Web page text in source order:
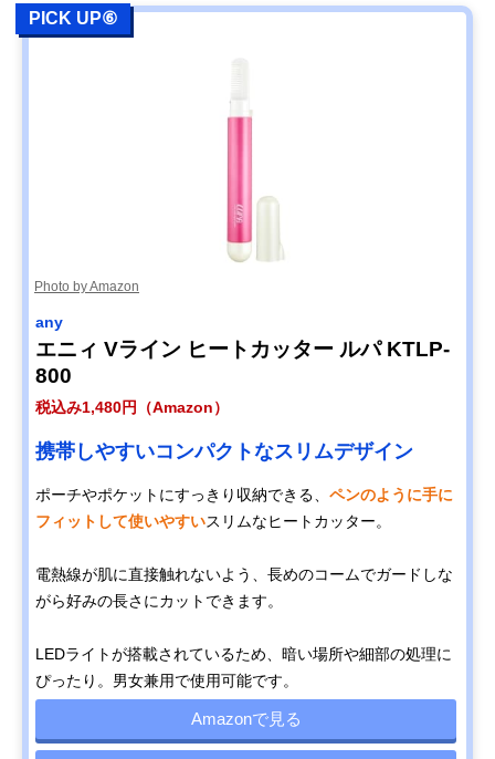
PICK UP⑥
Photo by Amazon
any
エニィ Vライン ヒートカッター ルパ KTLP-
800
税込み1,480円（Amazon）
携帯しやすいコンパクトなスリムデザイン
ポーチやポケットにすっきり収納できる、 ペンのように手に
フィットして使いやすいスリムなヒートカッター。
電熱線が肌に直接触れないよう、長めのコームでガードしな
がら好みの長さにカットできます。
LEDライトが搭載されているため、暗い場所や細部の処理に
ぴったり。男女兼用で使用可能です。
Amazonで見る